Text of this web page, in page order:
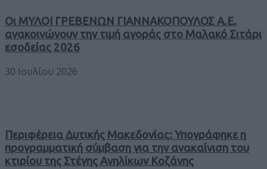
Οι ΜΥΛΟΙ ΓΡΕΒΕΝΩΝ ΓΙΑΝΝΑΚΟΠΟΥΛΟΣ Α.Ε.
ανακοινώνουν την τιμή αγοράς στο Μαλακό Σιτάρι
εσοδείας 2026
30 Ιουλίου 2026
Περιφέρεια Δυτικής Μακεδονίας: Υπογράφηκε η
προγραμματική σύμβαση για την ανακαίνιση του
κτιρίου της Στέγης Ανηλίκων Κοζάνης